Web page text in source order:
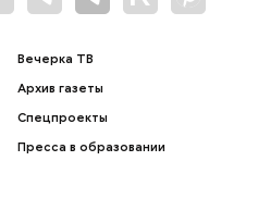
Вечерка ТВ
Архив газеты
Спецпроекты
Пресса в образовании